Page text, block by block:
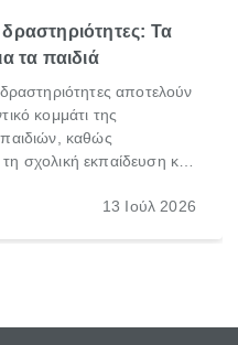
Τα
τα παιδιά
αποτελούν
κομμάτι της
καθώς
σχολική εκπαίδευση και
της κοινωνικότητας
13 Ιούλ 2026